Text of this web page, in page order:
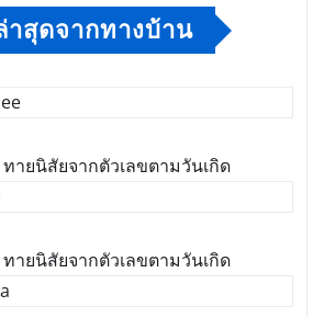
สุดจากทางบ้าน
ายนิสัยจากตัวเลขตามวันเกิด
ายนิสัยจากตัวเลขตามวันเกิด